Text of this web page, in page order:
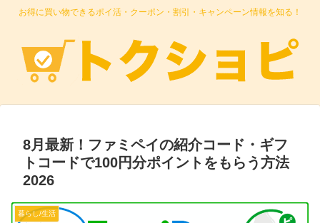
お得に買い物できるポイ活・クーポン・割引・キャンペーン情報を知る！
8月最新！ファミペイの紹介コード・ギフ
トコードで100円分ポイントをもらう方法
2026
暮らし/生活